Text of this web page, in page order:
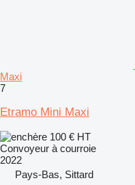
Maxi
7
Etramo Mini Maxi
100 € HT
Convoyeur à courroie
2022
Pays-Bas, Sittard